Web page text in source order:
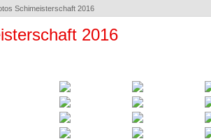
Schimeisterschaft 2016
2016